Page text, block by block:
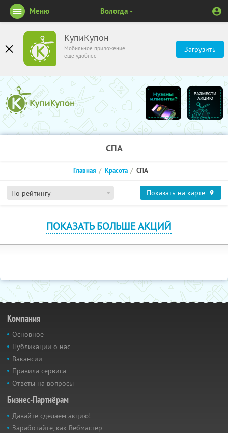
КупиКупон
Мобильное приложение
ещё удобнее
Загрузить
Меню Вологда
СПА
По рейтингу
Главная Красота СПА
Показать на карте
ПОКАЗАТЬ БОЛЬШЕ АКЦИЙ
Компания
Основное
Публикации о нас
Вакансии
Правила сервиса
Ответы на вопросы
Бизнес-Партнёрам
Давайте сделаем акцию!
Заработайте, как Вебмастер